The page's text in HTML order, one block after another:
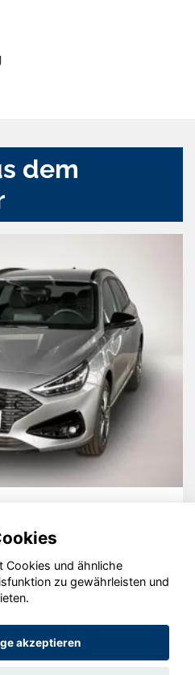
dem
GmbH 2020 - 2026
Cookies und ähnliche
zu gewährleisten und
akzeptieren